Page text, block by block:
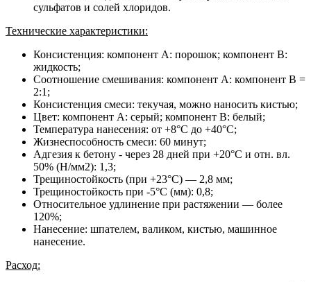
сульфатов и солей хлоридов.
Технические характеристики:
Консистенция: компонент А: порошок; компонент В:
жидкость;
Соотношение смешивания: компонент А: компонент В =
2:1;
Консистенция смеси: текучая, можно наносить кистью;
Цвет: компонент А: серый; компонент В: белый;
Температура нанесения: от +8°C до +40°C;
Жизнеспособность смеси: 60 минут;
Адгезия к бетону - через 28 дней при +20°C и отн. вл.
50% (Н/мм2): 1,3;
Трещиностойкость (при +23°C) — 2,8 мм;
Трещиностойкость при -5°C (мм): 0,8;
Относительное удлинение при растяжении — более
120%;
Нанесение: шпателем, валиком, кистью, машинное
нанесение.
Расход: